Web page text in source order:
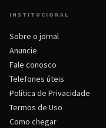
INSTITUCIONAL
Sobre o jornal
Anuncie
Fale conosco
Telefones úteis
Política de Privacidade
Termos de Uso
Como chegar